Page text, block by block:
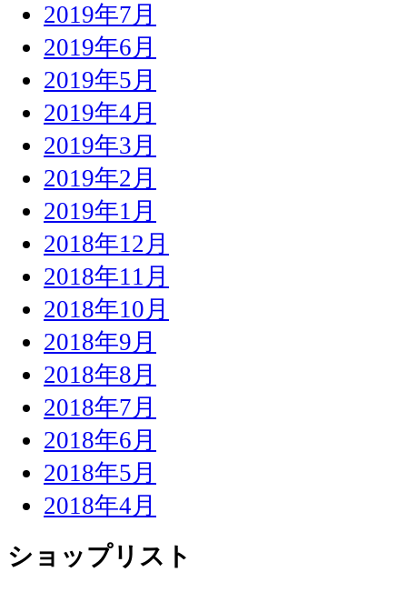
2019年7月
2019年6月
2019年5月
2019年4月
2019年3月
2019年2月
2019年1月
2018年12月
2018年11月
2018年10月
2018年9月
2018年8月
2018年7月
2018年6月
2018年5月
2018年4月
ショップリスト